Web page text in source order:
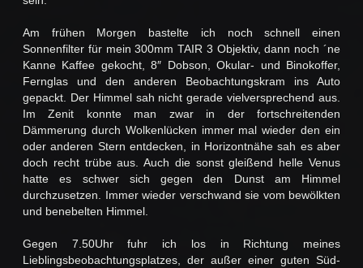
Am frühen Morgen bastelte ich noch schnell einen
Sonnenfilter für mein 300mm TAIR 3 Objektiv, dann noch ´ne
Kanne Kaffee gekocht, 8″ Dobson, Okular- und Binokoffer,
Fernglas und den anderen Beobachtungskram ins Auto
gepackt. Der Himmel sah nicht gerade vielversprechend aus.
Im Zenit konnte man zwar in der fortschreitenden
Dämmerung durch Wolkenlücken immer mal wieder den ein
oder anderen Stern entdecken, in Horizontnähe sah es aber
doch recht trübe aus. Auch die sonst gleißend helle Venus
hatte es schwer sich gegen den Dunst am Himmel
durchzusetzen. Immer wieder verschwand sie vom bewölkten
und benebelten Himmel.
Gegen 7.50Uhr fuhr ich los in Richtung meines
Lieblingsbeobachtungsplatzes, der außer einer guten Süd-